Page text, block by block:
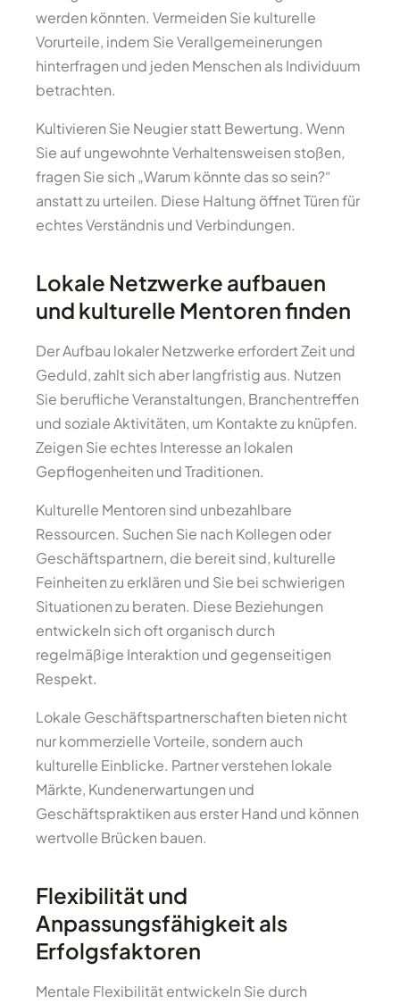
werden könnten. Vermeiden Sie kulturelle
Vorurteile, indem Sie Verallgemeinerungen
hinterfragen und jeden Menschen als Individuum
betrachten.
Kultivieren Sie Neugier statt Bewertung. Wenn
Sie auf ungewohnte Verhaltensweisen stoßen,
fragen Sie sich „Warum könnte das so sein?“
anstatt zu urteilen. Diese Haltung öffnet Türen für
echtes Verständnis und Verbindungen.
Lokale Netzwerke aufbauen
und kulturelle Mentoren finden
Der Aufbau lokaler Netzwerke erfordert Zeit und
Geduld, zahlt sich aber langfristig aus. Nutzen
Sie berufliche Veranstaltungen, Branchentreffen
und soziale Aktivitäten, um Kontakte zu knüpfen.
Zeigen Sie echtes Interesse an lokalen
Gepflogenheiten und Traditionen.
Kulturelle Mentoren sind unbezahlbare
Ressourcen. Suchen Sie nach Kollegen oder
Geschäftspartnern, die bereit sind, kulturelle
Feinheiten zu erklären und Sie bei schwierigen
Situationen zu beraten. Diese Beziehungen
entwickeln sich oft organisch durch
regelmäßige Interaktion und gegenseitigen
Respekt.
Lokale Geschäftspartnerschaften bieten nicht
nur kommerzielle Vorteile, sondern auch
kulturelle Einblicke. Partner verstehen lokale
Märkte, Kundenerwartungen und
Geschäftspraktiken aus erster Hand und können
wertvolle Brücken bauen.
Flexibilität und
Anpassungsfähigkeit als
Erfolgsfaktoren
Mentale Flexibilität entwickeln Sie durch